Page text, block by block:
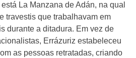
La Manzana de Adán, na qual
travestis que trabalhavam em
durante a ditadura. Em vez de
Errázuriz estabeleceu
as pessoas retratadas, criando